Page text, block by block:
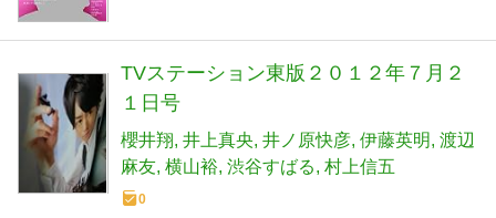
TVステーション東版２０１２年７月２
１日号
櫻井翔 井上真央 井ノ原快彦 伊藤英明 渡辺
麻友 横山裕 渋谷すばる 村上信五
0